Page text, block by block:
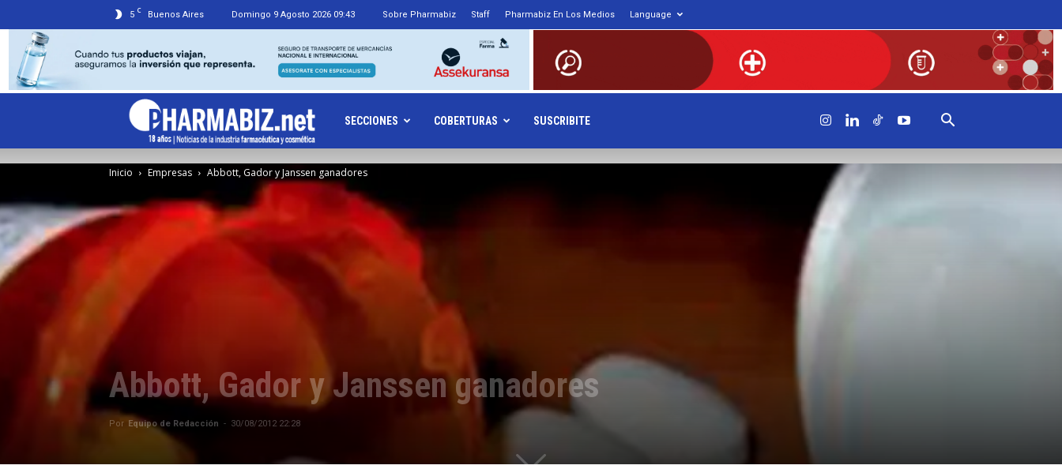
5 C Buenos Aires Domingo 9 Agosto 2026 09:43 Sobre Pharmabiz Staff Pharmabiz En Los Medios Language
Pharmabiz.NET
SECCIONES COBERTURAS SUSCRIBITE
Inicio Empresas Abbott, Gador y Janssen ganadores
Abbott, Gador y Janssen ganadores
Por Equipo de Redacción - 30/08/2012 22:28